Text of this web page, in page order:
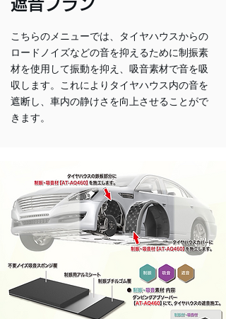
遮音プラン
こちらのメニューでは、タイヤハウスからの
ロードノイズなどの音を抑えるために制振素
材を使用して振動を抑え、吸音素材で音を吸
収します。これによりタイヤハウス内の音を
遮断し、車内の静けさを向上させることがで
きます。